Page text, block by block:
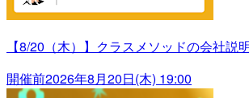
【8/20（木）】クラスメソッドの会社説
開催前2026年8月20日(木) 19:00